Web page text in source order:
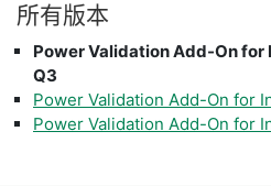
所有版本
Power Validation Add-On
Q3
Power Validation Add-On for
Power Validation Add-On for